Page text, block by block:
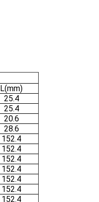
L(mm)
25.4
25.4
20.6
28.6
152.4
152.4
152.4
152.4
152.4
152.4
152.4